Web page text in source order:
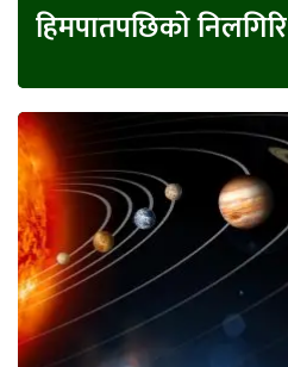
हिमपातपछिको निलगिरि